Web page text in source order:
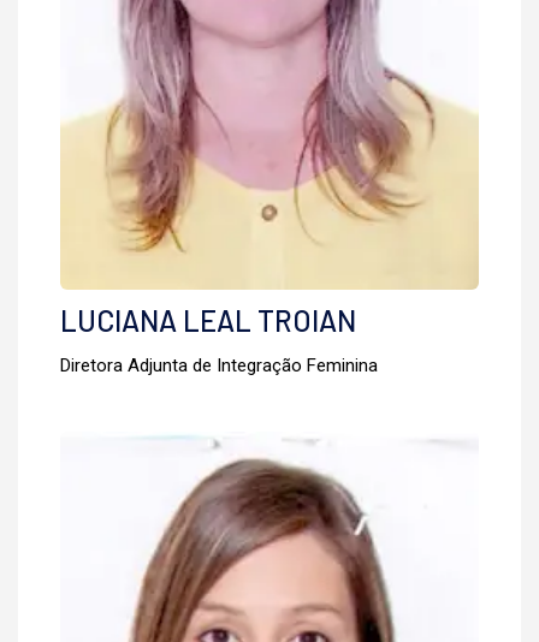
LUCIANA LEAL TROIAN
Diretora Adjunta de Integração Feminina